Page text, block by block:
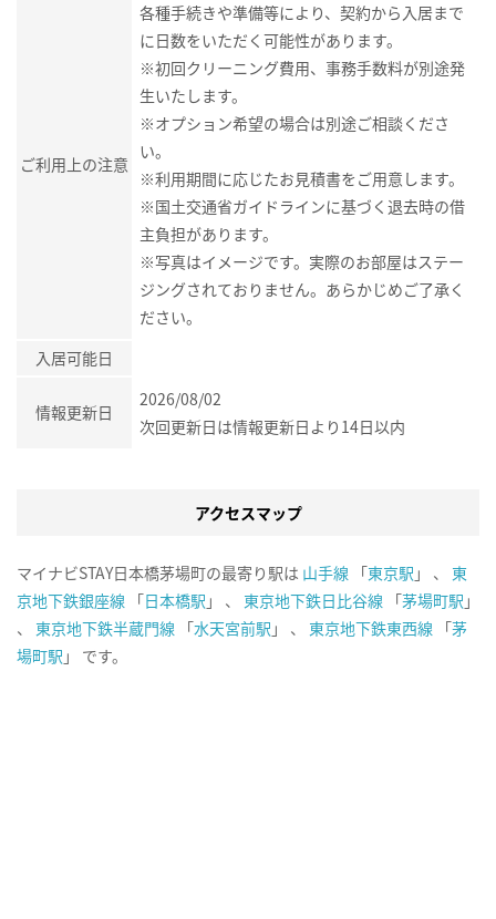
ご利用上の注意
各種手続きや準備等により、契約から入居まで
に日数をいただく可能性があります。
※初回クリーニング費用、事務手数料が別途発
生いたします。
※オプション希望の場合は別途ご相談くださ
い。
※利用期間に応じたお見積書をご用意します。
※国土交通省ガイドラインに基づく退去時の借
主負担があります。
※写真はイメージです。実際のお部屋はステー
ジングされておりません。あらかじめご了承く
ださい。
入居可能日
情報更新日
2026/08/02
次回更新日は情報更新日より14日以内
アクセスマップ
マイナビSTAY日本橋茅場町の最寄り駅は 山手線 「東京駅 」 、 東
京地下鉄銀座線 「日本橋駅 」 、 東京地下鉄日比谷線 「茅場町駅 」
、 東京地下鉄半蔵門線 「水天宮前駅 」 、 東京地下鉄東西線 「茅
場町駅 」 です。